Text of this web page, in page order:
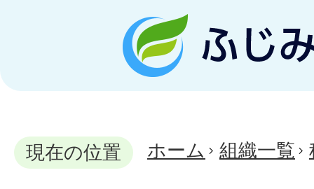
現在の位置 ホーム 組織一覧